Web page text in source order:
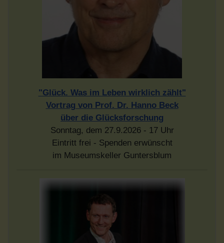
"Glück. Was im Leben wirklich zählt"
Vortrag von Prof. Dr. Hanno Beck
über die Glücksforschung
Sonntag, dem 27.9.2026 - 17 Uhr
Eintritt frei - Spenden erwünscht
im Museumskeller Guntersblum